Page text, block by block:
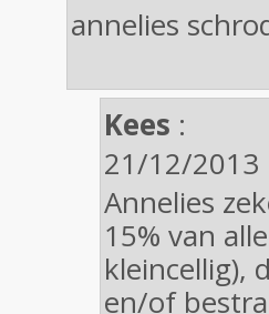
annelies
Kees :
21/12/2013
Annelies
15% van
kleincellig),
en/of